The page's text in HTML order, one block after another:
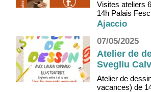
Visites ateliers
14h Palais
Ajaccio
07/05/2025
Atelier de
Svegliu
Atelier de
vacances) de